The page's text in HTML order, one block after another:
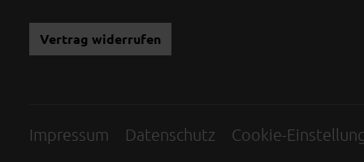
Vertrag widerrufen
Impressum Datenschutz Cookie-